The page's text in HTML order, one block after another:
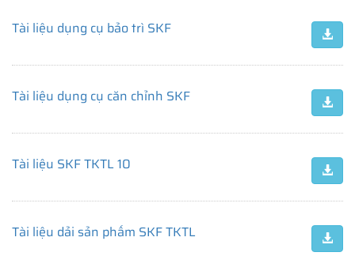
Tài liệu dụng cụ bảo trì SKF
Tài liệu dụng cụ căn chỉnh SKF
Tài liệu SKF TKTL 10
Tài liệu dải sản phẩm SKF TKTL